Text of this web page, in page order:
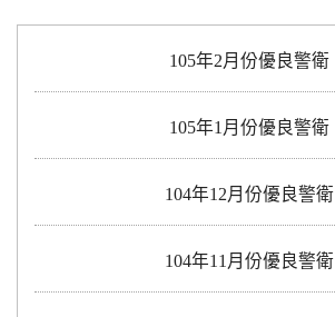
105年2月份優良警衛
105年1月份優良警衛
104年12月份優良警衛
104年11月份優良警衛